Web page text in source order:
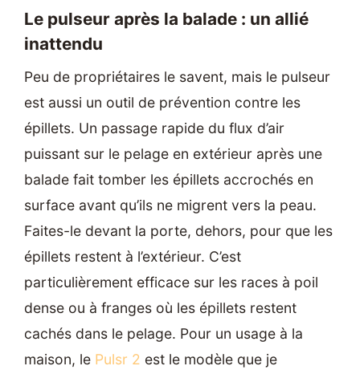
Le pulseur après la balade : un allié
inattendu
Peu de propriétaires le savent, mais le pulseur
est aussi un outil de prévention contre les
épillets. Un passage rapide du flux d’air
puissant sur le pelage en extérieur après une
balade fait tomber les épillets accrochés en
surface avant qu’ils ne migrent vers la peau.
Faites-le devant la porte, dehors, pour que les
épillets restent à l’extérieur. C’est
particulièrement efficace sur les races à poil
dense ou à franges où les épillets restent
cachés dans le pelage. Pour un usage à la
maison, le Pulsr 2 est le modèle que je